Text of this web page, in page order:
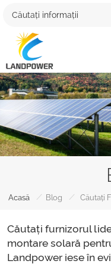
Acasă / Blog /
Căutați furnizorul
montare solară
Landpower iese în